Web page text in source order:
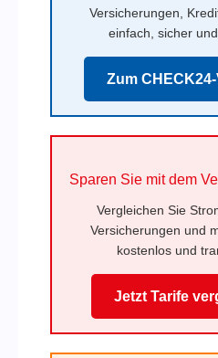
Versicherungen,
einfach, sicher
Zum
Sparen Sie mit dem
Vergleichen Sie
Versicherungen und
kostenlos und
Jetzt Tarife